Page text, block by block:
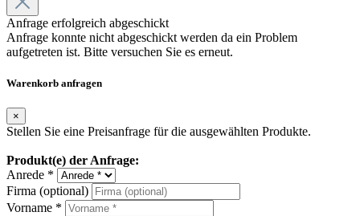
Anfrage erfolgreich abgeschickt
Anfrage konnte nicht abgeschickt werden da ein Problem
aufgetreten ist. Bitte versuchen Sie es erneut.
Warenkorb anfragen
×
Stellen Sie eine Preisanfrage für die ausgewählten Produkte.
Produkt(e) der Anfrage:
Anrede *
Firma (optional)
Vorname *